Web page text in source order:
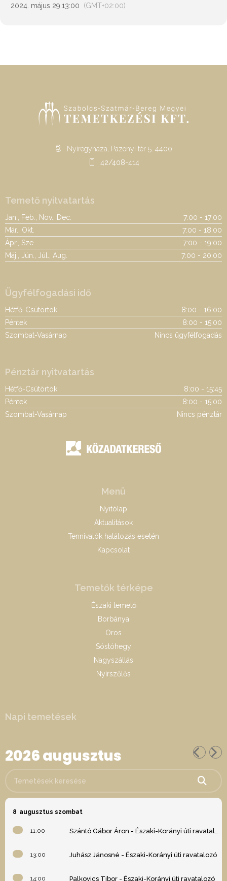
2024. május 29. 13:00 (GMT+02:00)
Nyíregyháza, Pazonyi tér 5. 4400
42/408-414
Temető nyitvatartás
Jan., Feb., Nov., Dec.
7:00 - 17:00
Már., Okt.
7:00 - 18:00
Ápr., Sze.
7:00 - 19:00
Máj., Jún., Júl., Aug.
7:00 - 20:00
Ügyfélfogadási idő
Hétfő-Csütörtök
8:00 - 16:00
Péntek
8:00 - 15:00
Szombat-Vasárnap
Nincs ügyfélfogadás
Pénztár nyitvatartás
Hétfő-Csütörtök
8:00 - 15:45
Péntek
8:00 - 15:00
Szombat-Vasárnap
Nincs pénztár
Menü
Nyitólap
Aktualitások
Tennivalók halálozás esetén
Kapcsolat
Temetők térképe
Északi temető
Borbánya
Oros
Sóstóhegy
Nagyszállás
Nyírszőlős
Napi temetések
2026 augusztus
8 augusztus szombat
11:00 Szántó Gábor Áron - Északi-Korányi úti ravatalozó
13:00 Juhász Jánosné - Északi-Korányi úti ravatalozó
14:00 Palkovics Tibor - Északi-Korányi úti ravatalozó